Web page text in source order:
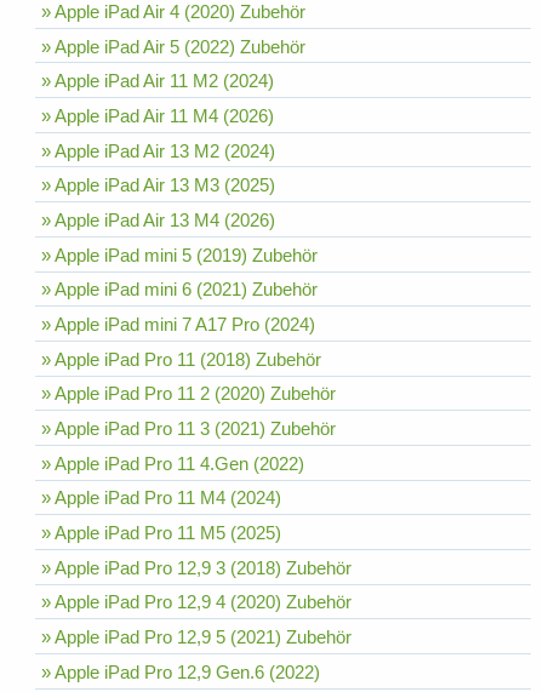
» Apple iPad Air 4 (2020) Zubehör
» Apple iPad Air 5 (2022) Zubehör
» Apple iPad Air 11 M2 (2024)
» Apple iPad Air 11 M4 (2026)
» Apple iPad Air 13 M2 (2024)
» Apple iPad Air 13 M3 (2025)
» Apple iPad Air 13 M4 (2026)
» Apple iPad mini 5 (2019) Zubehör
» Apple iPad mini 6 (2021) Zubehör
» Apple iPad mini 7 A17 Pro (2024)
» Apple iPad Pro 11 (2018) Zubehör
» Apple iPad Pro 11 2 (2020) Zubehör
» Apple iPad Pro 11 3 (2021) Zubehör
» Apple iPad Pro 11 4.Gen (2022)
» Apple iPad Pro 11 M4 (2024)
» Apple iPad Pro 11 M5 (2025)
» Apple iPad Pro 12,9 3 (2018) Zubehör
» Apple iPad Pro 12,9 4 (2020) Zubehör
» Apple iPad Pro 12,9 5 (2021) Zubehör
» Apple iPad Pro 12,9 Gen.6 (2022)